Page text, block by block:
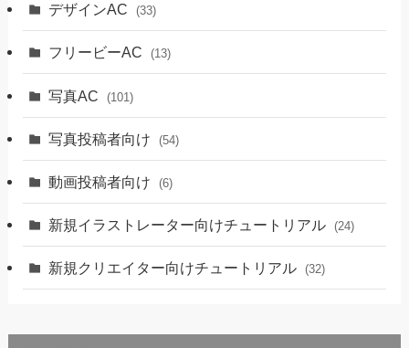
デザインAC (33)
フリービーAC (13)
写真AC (101)
写真投稿者向け (54)
動画投稿者向け (6)
新規イラストレーター向けチュートリアル (24)
新規クリエイター向けチュートリアル (32)